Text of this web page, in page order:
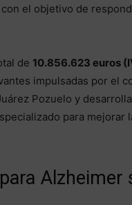
el objetivo de
de 10.856.623 euros
impulsadas por el
Pozuelo y
para mejorar
Alzheimer